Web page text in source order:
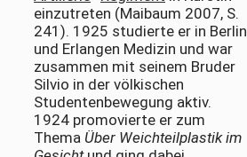
einzutreten (Maibaum 2007, S.
241). 1925 studierte er in Berlin
und Erlangen Medizin und war
zusammen mit seinem Bruder
Silvio in der völkischen
Studentenbewegung aktiv.
1924 promovierte er zum
Thema Über Weichteilplastik im